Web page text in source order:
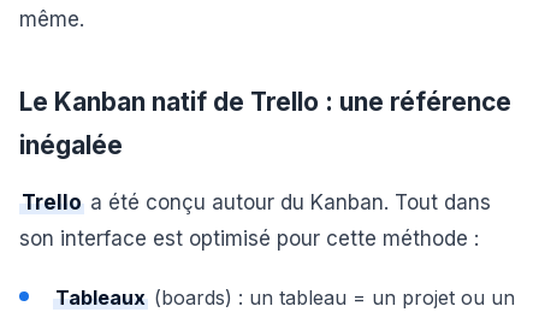
même.
Le Kanban natif de Trello : une référence
inégalée
Trello a été conçu autour du Kanban. Tout dans
son interface est optimisé pour cette méthode :
Tableaux (boards) : un tableau = un projet ou un